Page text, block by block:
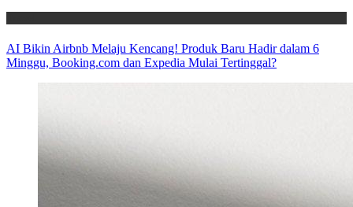
AI Bikin Airbnb Melaju Kencang! Produk Baru Hadir dalam 6
Minggu, Booking.com dan Expedia Mulai Tertinggal?